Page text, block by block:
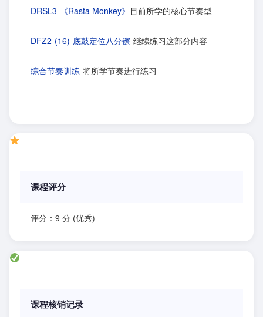
DRSL3-《Rasta Monkey》 目前所学的核心节奏型
DFZ2-(16)-底鼓定位八分镲-继续练习这部分内容
综合节奏训练-将所学节奏进行练习
课程评分
评分：9 分 (优秀)
课程核销记录